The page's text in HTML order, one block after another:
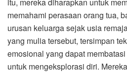
itu, mereka diharapkan untuk
memahami perasaan orang tua,
urusan keluarga sejak usia
yang mulia tersebut, tersimpan
emosional yang dapat
untuk mengeksplorasi diri.